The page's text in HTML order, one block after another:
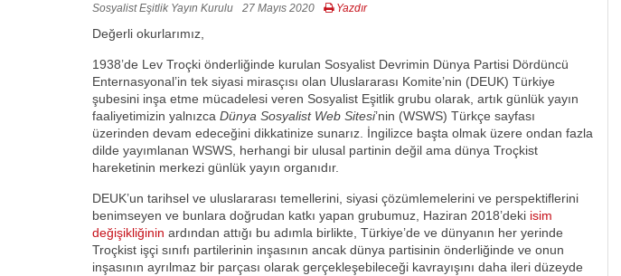
Sosyalist Eşitlik Yayın Kurulu 27 Mayıs 2020 Yazdır
Değerli okurlarımız,
1938’de Lev Troçki önderliğinde kurulan Sosyalist Devrimin Dünya Partisi Dördüncü
Enternasyonal’in tek siyasi mirasçısı olan Uluslararası Komite’nin (DEUK) Türkiye
şubesini inşa etme mücadelesi veren Sosyalist Eşitlik grubu olarak, artık günlük yayın
faaliyetimizin yalnızca Dünya Sosyalist Web Sitesi’nin (WSWS) Türkçe sayfası
üzerinden devam edeceğini dikkatinize sunarız. İngilizce başta olmak üzere ondan fazla
dilde yayımlanan WSWS, herhangi bir ulusal partinin değil ama dünya Troçkist
hareketinin merkezi günlük yayın organıdır.
DEUK’un tarihsel ve uluslararası temellerini, siyasi çözümlemelerini ve perspektiflerini
benimseyen ve bunlara doğrudan katkı yapan grubumuz, Haziran 2018’deki isim
değişikliğinin ardından attığı bu adımla birlikte, Türkiye’de ve dünyanın her yerinde
Troçkist işçi sınıfı partilerinin inşasının ancak dünya partisinin önderliğinde ve onun
inşasının ayrılmaz bir parçası olarak gerçekleşebileceği kavrayışını daha ileri düzeyde